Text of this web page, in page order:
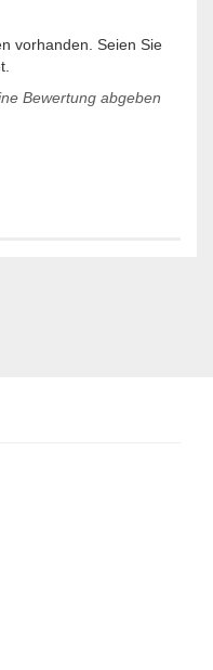
vorhanden. Seien Sie
Bewertung abgeben